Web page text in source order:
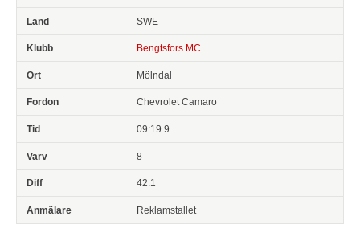
SWE
Bengtsfors MC
Mölndal
Chevrolet Camaro
09:19.9
8
42.1
Reklamstallet